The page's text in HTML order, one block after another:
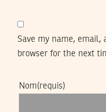
Save my name, email,
browser for the next
Nom(requis)